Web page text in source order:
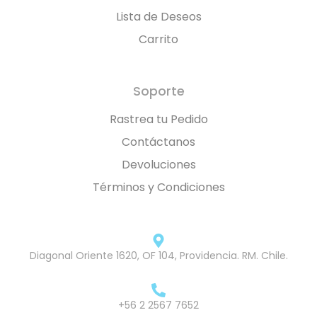
Lista de Deseos
Carrito
Soporte
Rastrea tu Pedido
Contáctanos
Devoluciones
Términos y Condiciones
Diagonal Oriente 1620, OF 104, Providencia. RM. Chile.
+56 2 2567 7652